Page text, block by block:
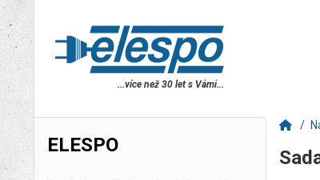
...více než 30 let s Vámi...
ELESPO